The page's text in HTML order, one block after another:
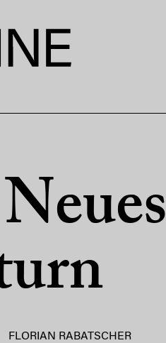
FLORIAN RABATSCHER